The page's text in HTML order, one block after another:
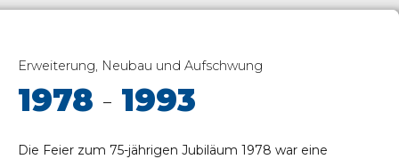
Erweiterung, Neubau und Aufschwung
1978 - 1993
Die Feier zum 75-jährigen Jubiläum 1978 war eine